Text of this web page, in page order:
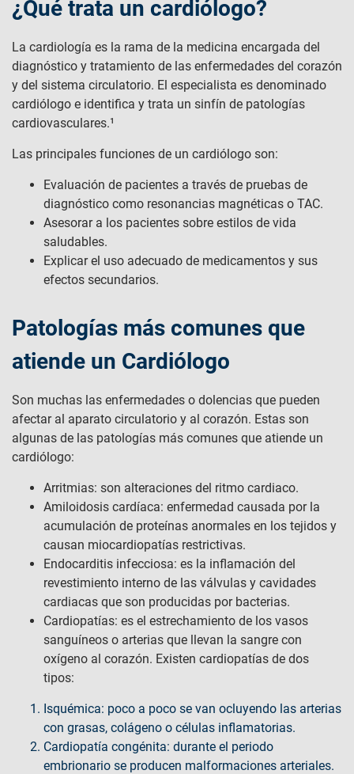
¿Qué trata un cardiólogo?
La cardiología es la rama de la medicina encargada del
diagnóstico y tratamiento de las enfermedades del corazón
y del sistema circulatorio. El especialista es denominado
cardiólogo e identifica y trata un sinfín de patologías
cardiovasculares.¹
Las principales funciones de un cardiólogo son:
Evaluación de pacientes a través de pruebas de
diagnóstico como resonancias magnéticas o TAC.
Asesorar a los pacientes sobre estilos de vida
saludables.
Explicar el uso adecuado de medicamentos y sus
efectos secundarios.
Patologías más comunes que
atiende un Cardiólogo
Son muchas las enfermedades o dolencias que pueden
afectar al aparato circulatorio y al corazón. Estas son
algunas de las patologías más comunes que atiende un
cardiólogo:
Arritmias: son alteraciones del ritmo cardiaco.
Amiloidosis cardíaca: enfermedad causada por la
acumulación de proteínas anormales en los tejidos y
causan miocardiopatías restrictivas.
Endocarditis infecciosa: es la inflamación del
revestimiento interno de las válvulas y cavidades
cardiacas que son producidas por bacterias.
Cardiopatías: es el estrechamiento de los vasos
sanguíneos o arterias que llevan la sangre con
oxígeno al corazón. Existen cardiopatías de dos
tipos:
Isquémica: poco a poco se van ocluyendo las arterias
con grasas, colágeno o células inflamatorias.
Cardiopatía congénita: durante el periodo
embrionario se producen malformaciones arteriales.